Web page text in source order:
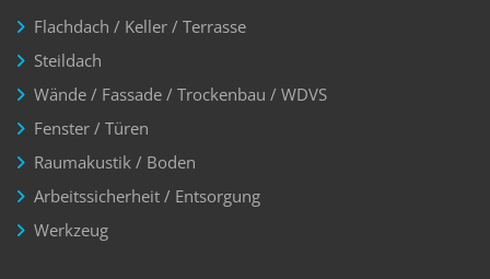
Flachdach / Keller / Terrasse
Steildach
Wände / Fassade / Trockenbau / WDVS
Fenster / Türen
Raumakustik / Boden
Arbeitssicherheit / Entsorgung
Werkzeug